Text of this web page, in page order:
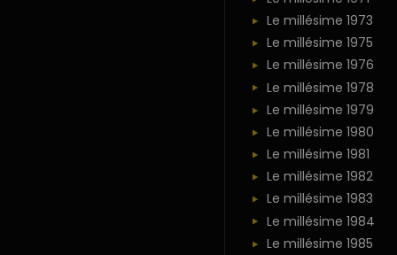
Le millésime 1973
Le millésime 1975
Le millésime 1976
Le millésime 1978
Le millésime 1979
Le millésime 1980
Le millésime 1981
Le millésime 1982
Le millésime 1983
Le millésime 1984
Le millésime 1985